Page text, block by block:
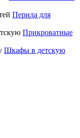
Перила для
Прикроватные
Шкафы в детскую